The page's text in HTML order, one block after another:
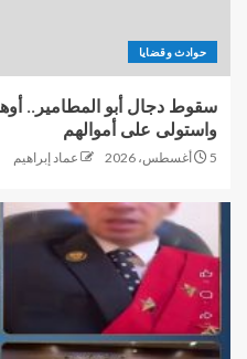
حوادث وقضايا
سقوط دجال أبو المطامير..
واستولى على أموالهم
5 أغسطس، 2026 عماد إبراهيم